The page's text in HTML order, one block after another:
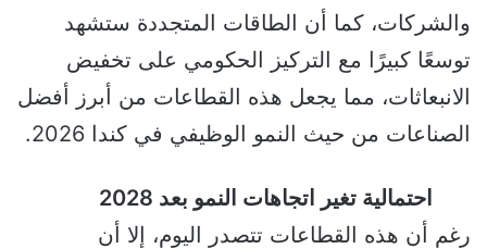
والشركات، كما أن الطاقات المتجددة ستشهد
توسعًا كبيرًا مع التركيز الحكومي على تخفيض
الانبعاثات، مما يجعل هذه القطاعات من أبرز أفضل
الصناعات من حيث النمو الوظيفي في كندا 2026.
احتمالية تغير اتجاهات النمو بعد 2028
رغم أن هذه القطاعات تتصدر اليوم، إلا أن